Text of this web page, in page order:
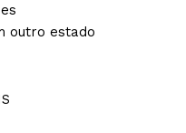
outro estado